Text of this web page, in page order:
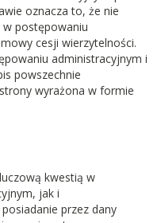
oznacza to, że nie
w postępowaniu
cesji wierzytelności.
administracyjnym i
powszechnie
wyrażona w formie
kwestią w
jak i
przez dany